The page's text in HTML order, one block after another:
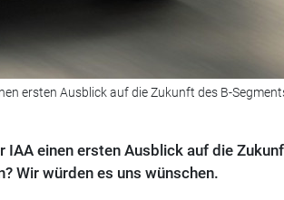
ersten Ausblick auf die Zukunft des B-
einen ersten Ausblick auf die
Wir würden es uns wünschen.